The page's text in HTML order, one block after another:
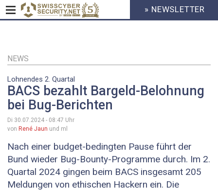
Inhalt
HEADER
MENU
» NEWSLETTER
NEWS
Lohnendes 2. Quartal
BACS bezahlt Bargeld-Belohnung
bei Bug-Berichten
Di 30.07.2024 - 08:47 Uhr
von René Jaun und ml
Nach einer budget-bedingten Pause führt der
Bund wieder Bug-Bounty-Programme durch. Im 2.
Quartal 2024 gingen beim BACS insgesamt 205
Meldungen von ethischen Hackern ein. Die